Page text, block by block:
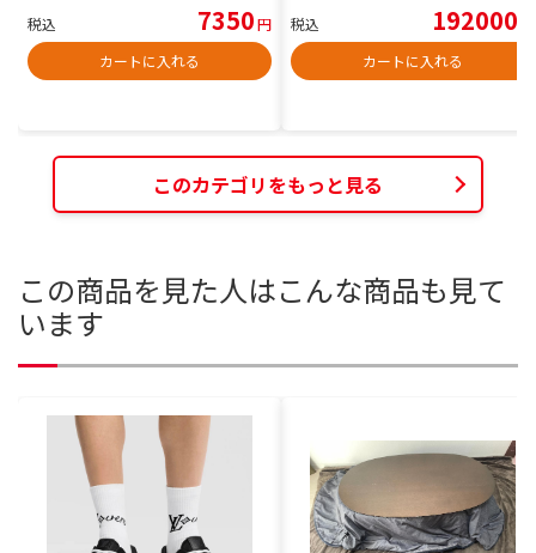
税込 7350円
カートに入れる
税込 192000
カートに入れる
このカテゴリをもっと見る
この商品を見た人はこんな商品も見て
います